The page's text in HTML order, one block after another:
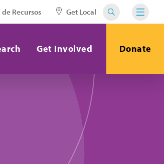
Recursos Get Local
Get Involved Donate